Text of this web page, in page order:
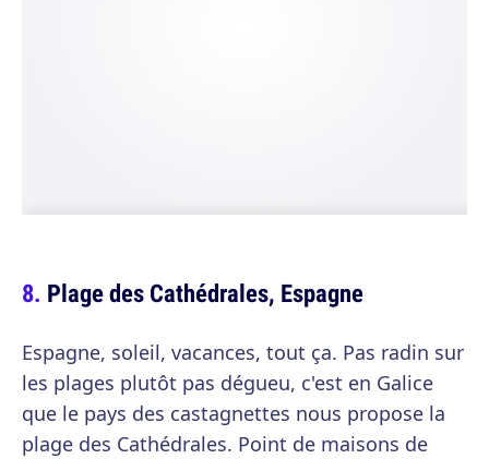
Plage des Cathédrales, Espagne
Espagne, soleil, vacances, tout ça. Pas radin sur
les plages plutôt pas dégueu, c'est en Galice
que le pays des castagnettes nous propose la
plage des Cathédrales. Point de maisons de